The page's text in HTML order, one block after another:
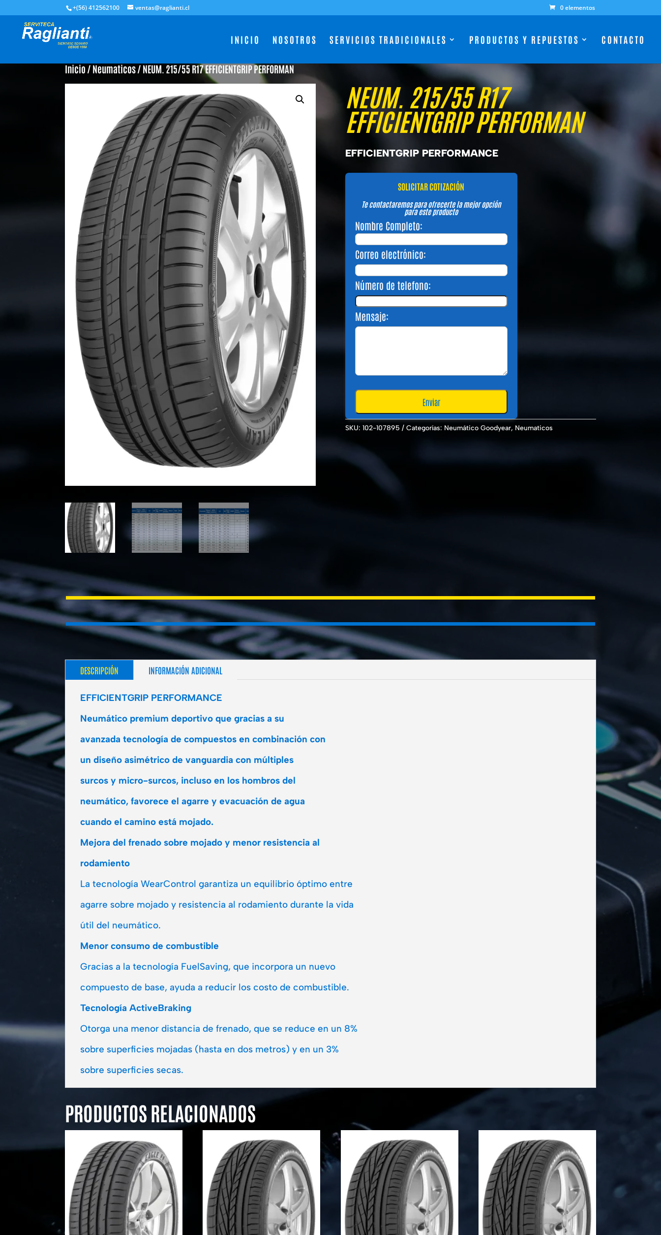
+(56) 412562100 ventas@raglianti.cl 0 elementos
INICIO NOSOTROS SERVICIOS TRADICIONALES PRODUCTOS Y REPUESTOS CONTACTO
Inicio / Neumaticos/ NEUM. 215/55 R17 EFFICIENTGRIP PERFORMAN
NEUM. 215/55 R17
EFFICIENTGRIP PERFORMAN
EFFICIENTGRIP PERFORMANCE
SOLICITAR COTIZACIÓN
Te contactaremos para ofrecerte la mejor opción
para este producto
Nombre Completo:
Correo electrónico:
Número de telefono:
Mensaje:
SKU: 102-107895 Categorías: Neumático Goodyear, Neumaticos
DESCRIPCIÓN INFORMACIÓN ADICIONAL
EFFICIENTGRIP PERFORMANCE
Neumático premium deportivo que gracias a su
avanzada tecnología de compuestos en combinación con
un diseño asimétrico de vanguardia con múltiples
surcos y micro-surcos, incluso en los hombros del
neumático, favorece el agarre y evacuación de agua
cuando el camino está mojado.
Mejora del frenado sobre mojado y menor resistencia al
rodamiento
La tecnología WearControl garantiza un equilibrio óptimo entre
agarre sobre mojado y resistencia al rodamiento durante la vida
útil del neumático.
Menor consumo de combustible
Gracias a la tecnología FuelSaving, que incorpora un nuevo
compuesto de base, ayuda a reducir los costo de combustible.
Tecnología ActiveBraking
Otorga una menor distancia de frenado, que se reduce en un 8%
sobre superficies mojadas (hasta en dos metros) y en un 3%
sobre superficies secas.
PRODUCTOS RELACIONADOS